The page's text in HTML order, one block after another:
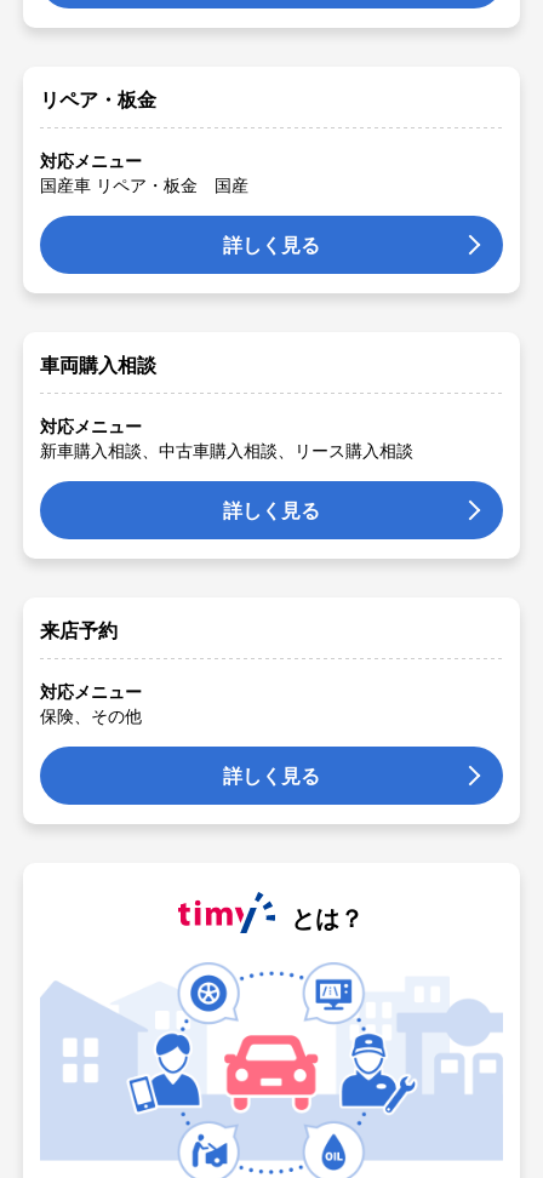
リペア・板金
対応メニュー
国産車 リペア・板金 国産
詳しく見る
車両購入相談
対応メニュー
新車購入相談、中古車購入相談、リース購入相談
詳しく見る
来店予約
対応メニュー
保険、その他
詳しく見る
とは？